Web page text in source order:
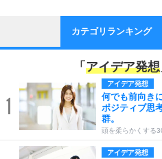
カテゴリランキング
「 アイデア発想
1
アイデア発想
何でも前向き
ポジティブ思
群。
頭を柔らかくする
アイデア発想